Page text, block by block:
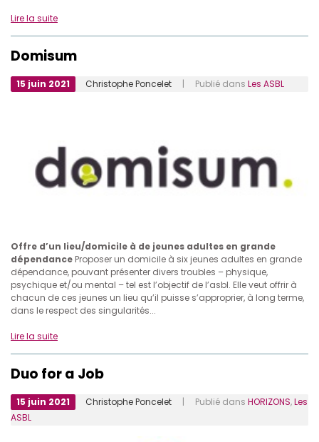
Lire la suite
Domisum
15 juin 2021 Christophe Poncelet | Publié dans Les ASBL
Offre d’un lieu/domicile à de jeunes adultes en grande
dépendance Proposer un domicile à six jeunes adultes en grande
dépendance, pouvant présenter divers troubles – physique,
psychique et/ou mental – tel est l’objectif de l’asbl. Elle veut offrir à
chacun de ces jeunes un lieu qu’il puisse s’approprier, à long terme,
dans le respect des singularités...
Lire la suite
Duo for a Job
15 juin 2021 Christophe Poncelet | Publié dans HORIZONS,Les
ASBL